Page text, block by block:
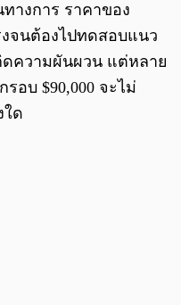
างการ ราคาของ
จนต้องไปทดสอบแนว
ดความผันผวน แต่หลาย
อบ $90,000 จะไม่
ใด